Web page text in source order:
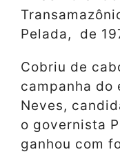
Pelada, de
Cobriu de
campanha do
Neves,
o governista
ganhou com